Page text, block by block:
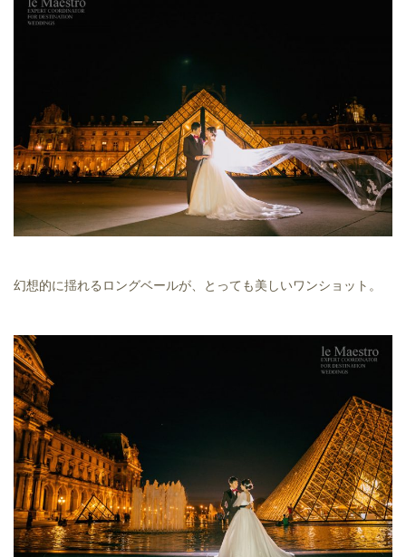
幻想的に揺れるロングベールが、とっても美しいワンショット。